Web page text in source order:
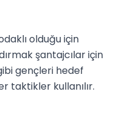
olduğu için
şantajcılar için
gençleri hedef
taktikler kullanılır.